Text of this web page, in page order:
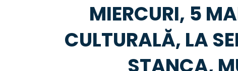
MIERCURI, 5
CULTURALĂ, LA